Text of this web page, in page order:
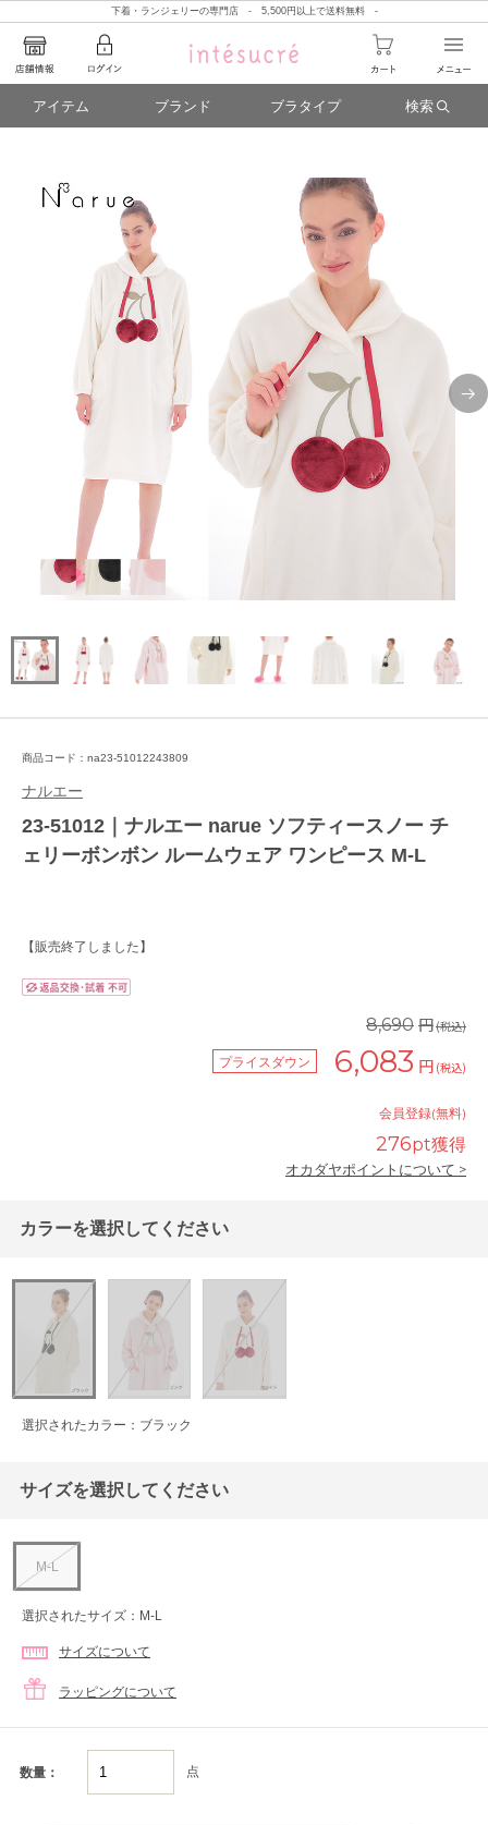
下着・ランジェリーの専門店 - 5,500円以上で送料無料 -
アイテム ブランド ブラタイプ 検索
商品コード：na23-51012243809
ナルエー
23-51012｜ナルエー narue ソフティースノー チ
ェリーボンボン ルームウェア ワンピース M-L
【販売終了しました】
8,690 円(税込)
プライスダウン 6,083 円 (税込)
会員登録(無料)
276pt獲得
オカダヤポイントについて >
カラーを選択してください
選択されたカラー：ブラック
サイズを選択してください
M-L
選択されたサイズ：M-L
サイズについて
ラッピングについて
数量： 点